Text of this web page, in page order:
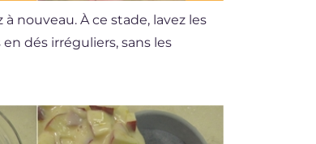
nouveau. À ce stade, lavez les
en dés irréguliers, sans les